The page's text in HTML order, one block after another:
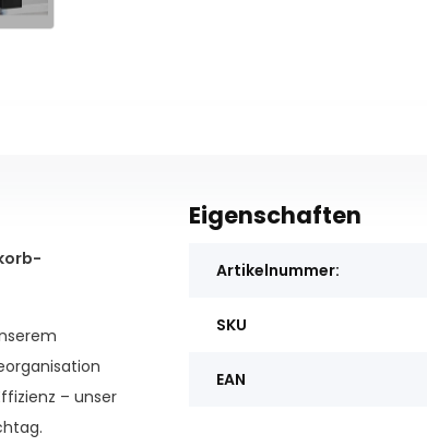
– unser
Eigenschaften
Artikelnummer:
SKU
EAN